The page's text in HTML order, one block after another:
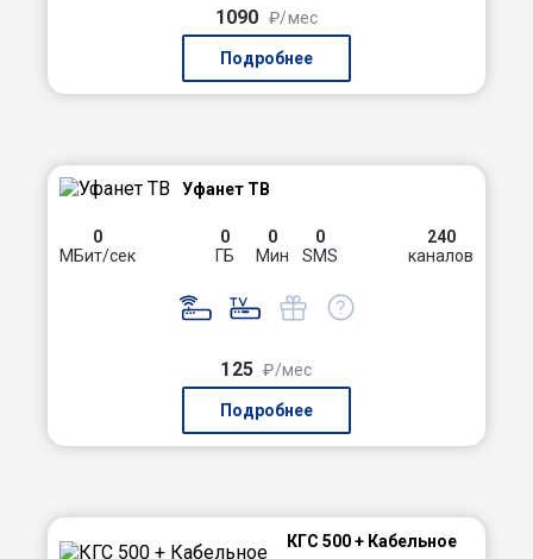
1090 ₽/мес
Подробнее
Уфанет ТВ
0
МБит/сек
0
ГБ
0
Мин
0
SMS
240
каналов
125 ₽/мес
Подробнее
КГС 500 + Кабельное